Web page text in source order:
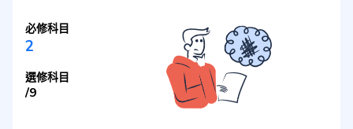
必修科目
2
選修科目
/9